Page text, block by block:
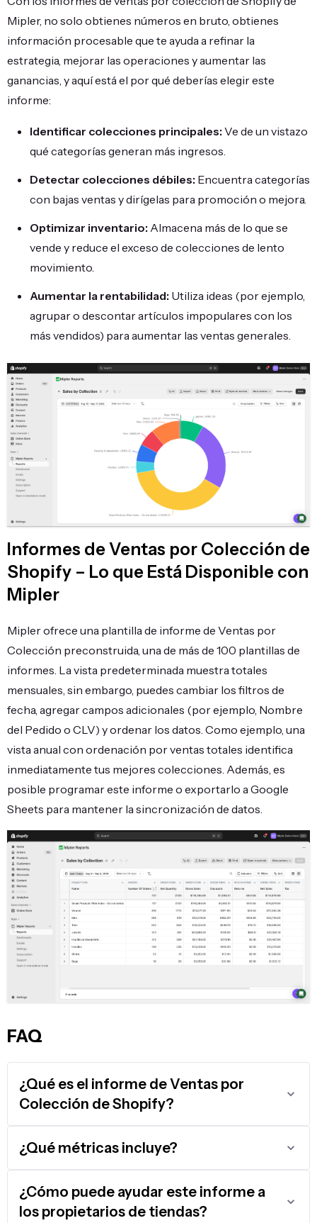
Mipler, no solo obtienes números en bruto, obtienes
información procesable que te ayuda a refinar la
estrategia, mejorar las operaciones y aumentar las
ganancias, y aquí está el por qué deberías elegir este
informe:
Identificar colecciones principales: Ve de un vistazo
qué categorías generan más ingresos.
Detectar colecciones débiles: Encuentra categorías
con bajas ventas y dirígelas para promoción o mejora.
Optimizar inventario: Almacena más de lo que se
vende y reduce el exceso de colecciones de lento
movimiento.
Aumentar la rentabilidad: Utiliza ideas (por ejemplo,
agrupar o descontar artículos impopulares con los
más vendidos) para aumentar las ventas generales.
Informes de Ventas por Colección de
Shopify – Lo que Está Disponible con
Mipler
Mipler ofrece una plantilla de informe de Ventas por
Colección preconstruida, una de más de 100 plantillas de
informes. La vista predeterminada muestra totales
mensuales, sin embargo, puedes cambiar los filtros de
fecha, agregar campos adicionales (por ejemplo, Nombre
del Pedido o CLV) y ordenar los datos. Como ejemplo, una
vista anual con ordenación por ventas totales identifica
inmediatamente tus mejores colecciones. Además, es
posible programar este informe o exportarlo a Google
Sheets para mantener la sincronización de datos.
FAQ
¿Qué es el informe de Ventas por
Colección de Shopify?
¿Qué métricas incluye?
¿Cómo puede ayudar este informe a
los propietarios de tiendas?